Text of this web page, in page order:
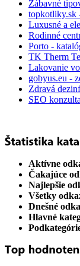
Zábavné
topkotliky.sk
Luxusné a
Rodinné
Porto -
TK Therm
Lakovanie
gobyus.eu -
Zdravá
SEO
Aktívne
Čakajúce
Najlepšie
Všetky
Dnešné
Hlavné